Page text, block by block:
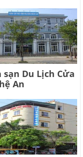
sạn Du Lịch Cửa
An